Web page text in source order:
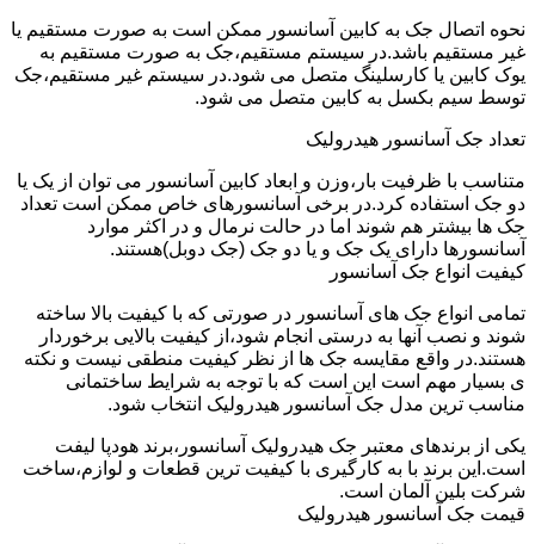
نحوه اتصال جک به کابین آسانسور ممکن است به صورت مستقیم یا
غیر مستقیم باشد.در سیستم مستقیم،جک به صورت مستقیم به
یوک کابین یا کارسلینگ متصل می شود.در سیستم غیر مستقیم،جک
توسط سیم بکسل به کابین متصل می شود.
تعداد جک آسانسور هیدرولیک
متناسب با ظرفیت بار،وزن و ابعاد کابین آسانسور می توان از یک یا
دو جک استفاده کرد.در برخی آسانسورهای خاص ممکن است تعداد
جک ها بیشتر هم شوند اما در حالت نرمال و در اکثر موارد
آسانسورها دارای یک جک و یا دو جک (جک دوبل)هستند.
کیفیت انواع جک آسانسور
تمامی انواع جک های آسانسور در صورتی که با کیفیت بالا ساخته
شوند و نصب آنها به درستی انجام شود،از کیفیت بالایی برخوردار
هستند.در واقع مقایسه جک ها از نظر کیفیت منطقی نیست و نکته
ی بسیار مهم است این است که با توجه به شرایط ساختمانی
مناسب ترین مدل جک آسانسور هیدرولیک انتخاب شود.
یکی از برندهای معتبر جک هیدرولیک آسانسور،برند هودپا لیفت
است.این برند با به کارگیری با کیفیت ترین قطعات و لوازم،ساخت
شرکت بلین آلمان است.
قیمت جک آسانسور هیدرولیک